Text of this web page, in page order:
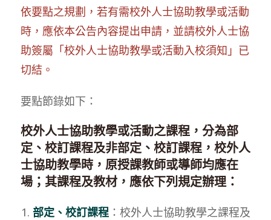
依要點之規劃，若有需校外人士協助教學或活動
時，應依本公告內容提出申請，並請校外人士協
助簽屬「校外人士協助教學或活動入校須知」已
切結。
要點節錄如下：
校外人士協助教學或活動之課程，分為部
定、校訂課程及非部定、校訂課程，校外人
士協助教學時，原授課教師或導師均應在
場；其課程及教材，應依下列規定辦理：
部定、校訂課程：校外人士協助教學之課程及